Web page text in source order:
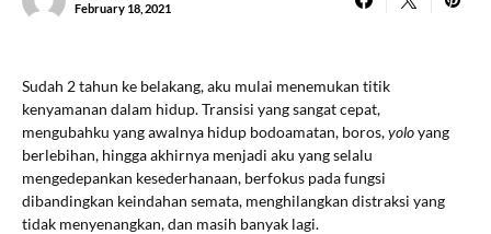
February 18, 2021
Sudah 2 tahun ke belakang, aku mulai menemukan titik
kenyamanan dalam hidup. Transisi yang sangat cepat,
mengubahku yang awalnya hidup bodoamatan, boros,yoloyang
berlebihan, hingga akhirnya menjadi aku yang selalu
mengedepankan kesederhanaan, berfokus pada fungsi
dibandingkan keindahan semata, menghilangkan distraksi yang
tidak menyenangkan, dan masih banyak lagi.